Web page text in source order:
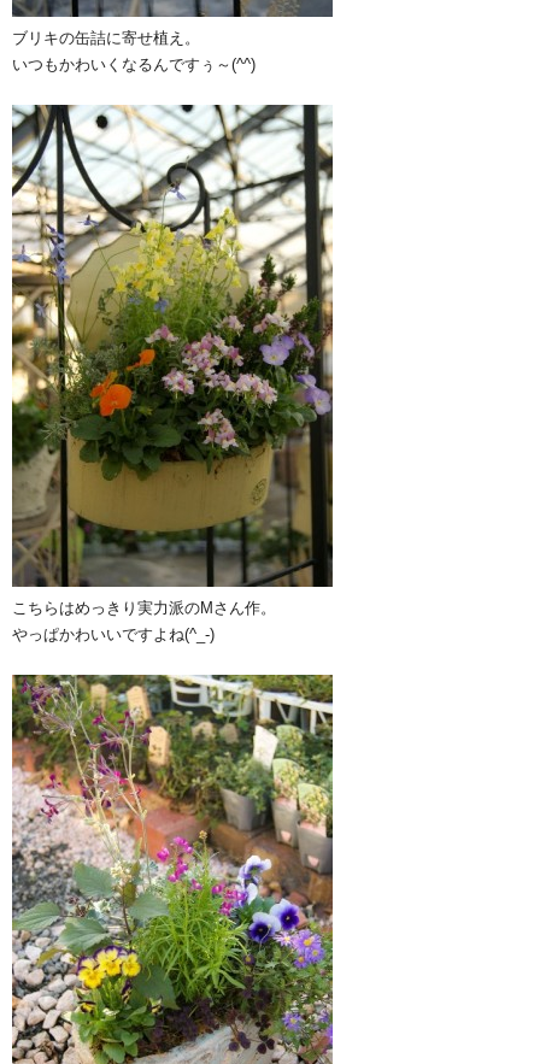
ブリキの缶詰に寄せ植え。
いつもかわいくなるんですぅ～(^^)
こちらはめっきり実力派のMさん作。
やっぱかわいいですよね(^_-)